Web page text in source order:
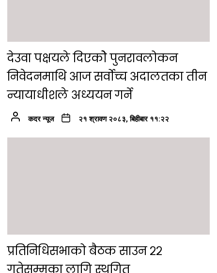
देउवा पक्षयले दिएकोे पुनरावलोकन
निवेदनमाथि आज सर्वोच्च अदालतका तीन
न्यायाधीशले अध्ययन गर्ने
कदर न्यूज २१ श्रावण २०८३, बिहीबार ११:२२
प्रतिनिधिसभाको बैठक साउन २२
गतेसम्मका लागि स्थगित